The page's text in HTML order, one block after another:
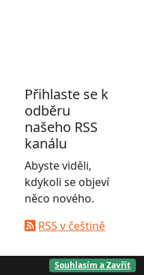
Přihlaste se k
odběru
našeho RSS
kanálu
Abyste viděli,
kdykoli se objeví
něco nového.
RSS v češtině
Souhlasím a Zavřít